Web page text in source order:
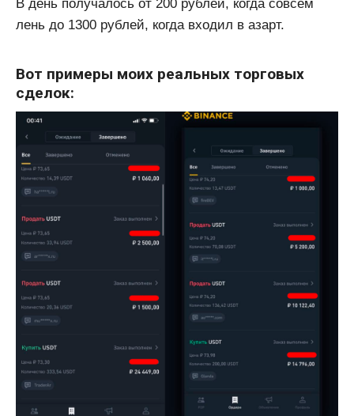
В день получалось от 200 рублей, когда совсем
лень до 1300 рублей, когда входил в азарт.
Вот примеры моих реальных торговых
сделок: